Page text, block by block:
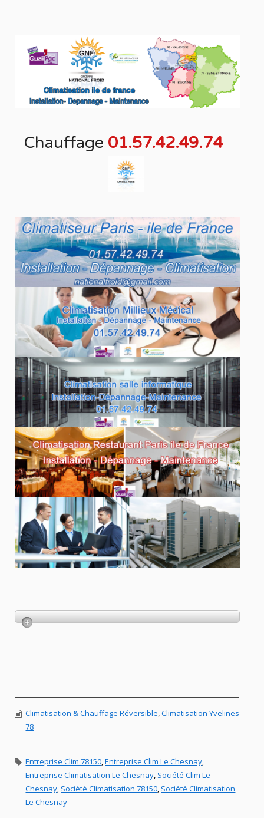
Chauffage 01.57.42.49.74
Climatisation & Chauffage Réversible,Climatisation Yvelines
78
Entreprise Clim 78150,Entreprise Clim Le Chesnay,
Entreprise Climatisation Le Chesnay, Société Clim Le
Chesnay, Société Climatisation 78150, Société Climatisation
Le Chesnay